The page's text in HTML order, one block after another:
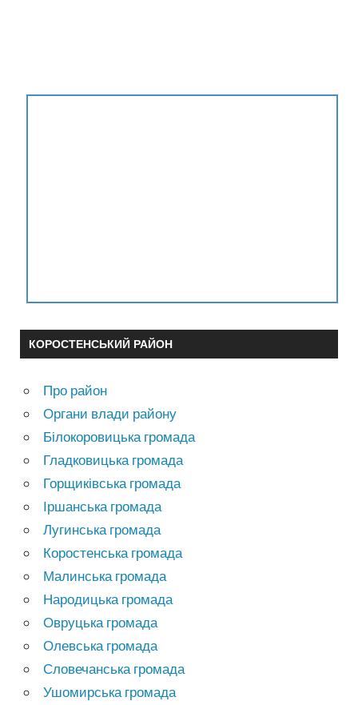
КОРОСТЕНСЬКИЙ РАЙОН
Про район
Органи влади району
Білокоровицька громада
Гладковицька громада
Горщиківська громада
Іршанська громада
Лугинська громада
Коростенська громада
Малинська громада
Народицька громада
Овруцька громада
Олевська громада
Словечанська громада
Ушомирська громада